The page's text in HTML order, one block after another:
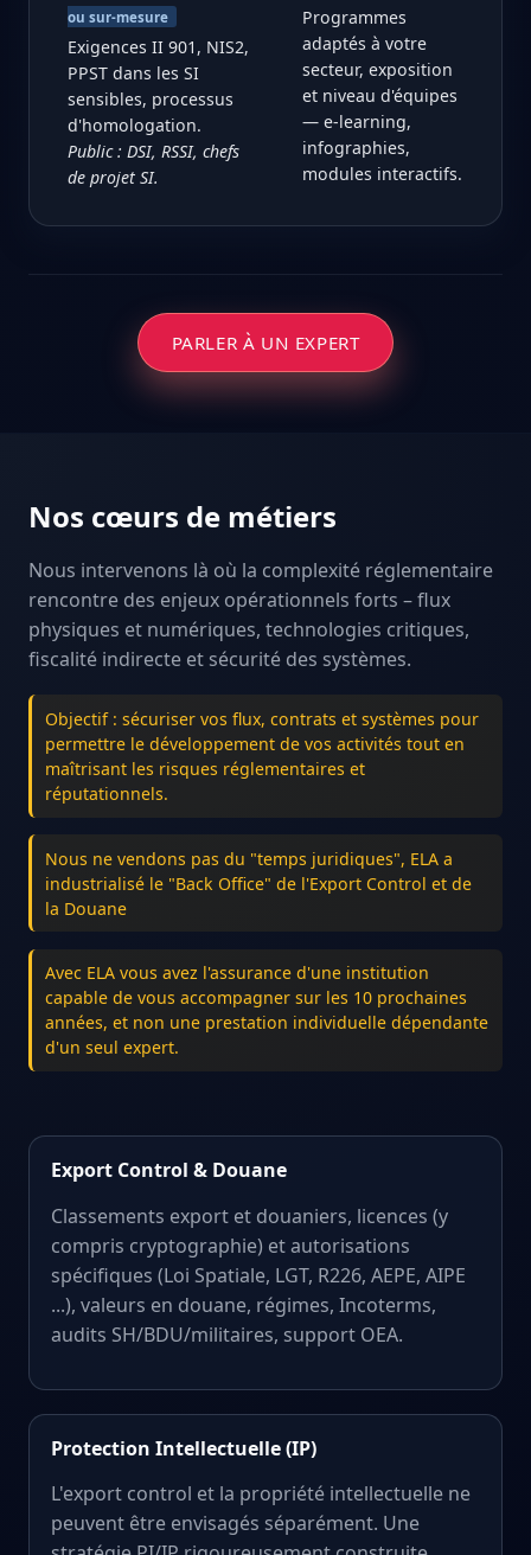
ou sur-mesure
Exigences II 901, NIS2,
PPST dans les SI
sensibles, processus
d'homologation.
Public : DSI, RSSI, chefs
de projet SI.
Programmes
adaptés à votre
secteur, exposition
et niveau d'équipes
— e-learning,
infographies,
modules interactifs.
PARLER À UN EXPERT
Nos cœurs de métiers
Nous intervenons là où la complexité réglementaire
rencontre des enjeux opérationnels forts – flux
physiques et numériques, technologies critiques,
fiscalité indirecte et sécurité des systèmes.
Objectif : sécuriser vos flux, contrats et systèmes pour
permettre le développement de vos activités tout en
maîtrisant les risques réglementaires et
réputationnels.
Nous ne vendons pas du "temps juridiques", ELA a
industrialisé le "Back Office" de l'Export Control et de
la Douane
Avec ELA vous avez l'assurance d'une institution
capable de vous accompagner sur les 10 prochaines
années, et non une prestation individuelle dépendante
d'un seul expert.
Export Control & Douane
Classements export et douaniers, licences (y
compris cryptographie) et autorisations
spécifiques (Loi Spatiale, LGT, R226, AEPE, AIPE
...), valeurs en douane, régimes, Incoterms,
audits SH/BDU/militaires, support OEA.
Protection Intellectuelle (IP)
L'export control et la propriété intellectuelle ne
peuvent être envisagés séparément. Une